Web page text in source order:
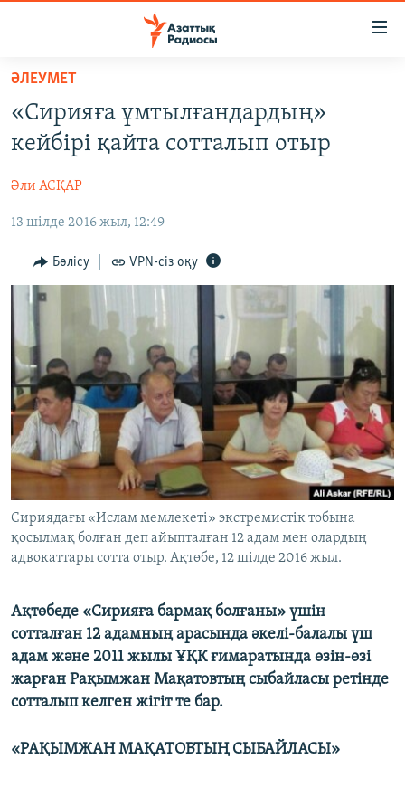
Skip
main
content
to
Navigation
Search
САЯСАТ
AZATTYQTV
ҚАҢТАР ОҚИҒАСЫ
АДАМ ҚҰҚЫҚТАРЫ
ӘЛЕУМЕТ
ӘЛЕМ
АРНАЙЫ ЖОБАЛАР
Русский
ЖАЗЫЛЫҢЫЗ
Басқа тілдерде
ӘЛЕУМЕТ
«Сирияға ұмтылғандардың»
кейбірі қайта сотталып отыр
Әли АСҚАР
13 шілде 2016 жыл, 12:49
Бөлісу VPN-сіз оқу
Сириядағы «Ислам мемлекеті» экстремистік тобына
қосылмақ болған деп айыпталған 12 адам мен олардың
адвокаттары сотта отыр. Ақтөбе, 12 шілде 2016 жыл.
Ақтөбеде «Сирияға бармақ болғаны» үшін
сотталған 12 адамның арасында әкелі-балалы үш
адам және 2011 жылы ҰҚК ғимаратында өзін-өзі
жарған Рақымжан Мақатовтың сыбайласы ретінде
сотталып келген жігіт те бар.
«РАҚЫМЖАН МАҚАТОВТЫҢ СЫБАЙЛАСЫ»